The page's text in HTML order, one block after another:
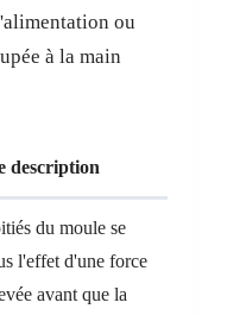
ou
à la main
description
du moule se
l'effet d'une force
avant que la